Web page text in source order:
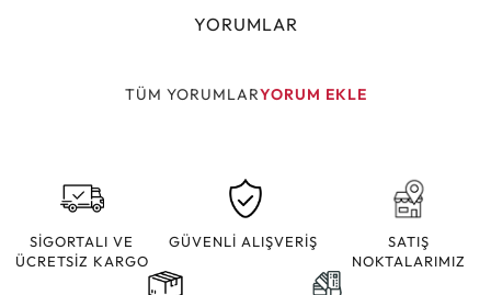
YORUMLAR
TÜM YORUMLARYORUM EKLE
SİGORTALI VE
ÜCRETSİZ KARGO
GÜVENLİ ALIŞVERİŞ
SATIŞ
NOKTALARIMIZ